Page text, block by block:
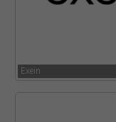
Exein